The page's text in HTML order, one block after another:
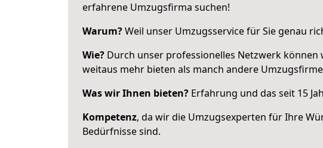
erfahrene Umzugsfirma suchen!
Warum?Weil unser Umzugsservice für Sie genau
Wie? Durch unser professionelles Netzwerk können
weitaus mehr bieten als manch andere
Was wir Ihnen bieten? Erfahrung und das seit 15
Kompetenz, da wir die Umzugsexperten für Ihre
Bedürfnisse sind.